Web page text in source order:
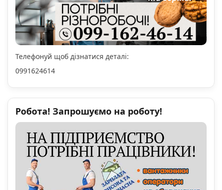
Телефонуй щоб дізнатися деталі:
0991624614
Робота! Запрошуємо на роботу!